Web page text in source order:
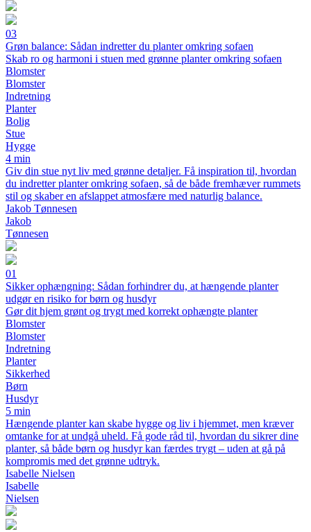
03
Grøn balance: Sådan indretter du planter omkring sofaen
Skab ro og harmoni i stuen med grønne planter omkring sofaen
Blomster
Blomster
Indretning
Planter
Bolig
Stue
Hygge
4 min
Giv din stue nyt liv med grønne detaljer. Få inspiration til, hvordan
du indretter planter omkring sofaen, så de både fremhæver rummets
stil og skaber en afslappet atmosfære med naturlig balance.
Jakob Tønnesen
Jakob
Tønnesen
01
Sikker ophængning: Sådan forhindrer du, at hængende planter
udgør en risiko for børn og husdyr
Gør dit hjem grønt og trygt med korrekt ophængte planter
Blomster
Blomster
Indretning
Planter
Sikkerhed
Børn
Husdyr
5 min
Hængende planter kan skabe hygge og liv i hjemmet, men kræver
omtanke for at undgå uheld. Få gode råd til, hvordan du sikrer dine
planter, så både børn og husdyr kan færdes trygt – uden at gå på
kompromis med det grønne udtryk.
Isabelle Nielsen
Isabelle
Nielsen